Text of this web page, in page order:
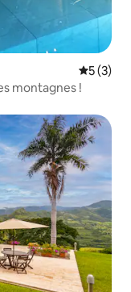
5 (3)
montagnes !